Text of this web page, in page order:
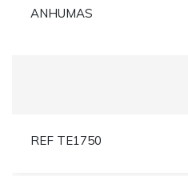
ANHUMAS
REF TE1750